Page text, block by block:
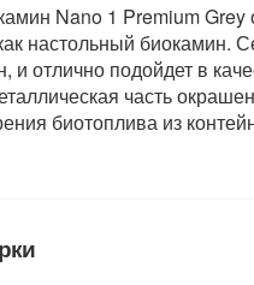
Nano 1 Premium
настольный
и отлично подойдет в
часть
биотоплива из